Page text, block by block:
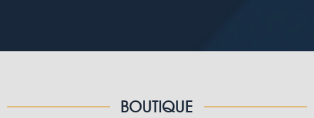
BOUTIQUE